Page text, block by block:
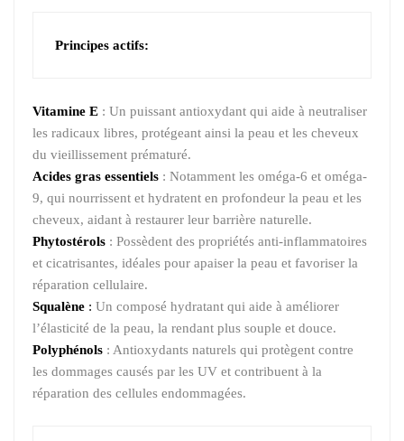
Principes actifs:
Vitamine E : Un puissant antioxydant qui aide à neutraliser
les radicaux libres, protégeant ainsi la peau et les cheveux
du vieillissement prématuré.
Acides gras essentiels : Notamment les oméga-6 et oméga-
9, qui nourrissent et hydratent en profondeur la peau et les
cheveux, aidant à restaurer leur barrière naturelle.
Phytostérols : Possèdent des propriétés anti-inflammatoires
et cicatrisantes, idéales pour apaiser la peau et favoriser la
réparation cellulaire.
Squalène : Un composé hydratant qui aide à améliorer
l’élasticité de la peau, la rendant plus souple et douce.
Polyphénols : Antioxydants naturels qui protègent contre
les dommages causés par les UV et contribuent à la
réparation des cellules endommagées.